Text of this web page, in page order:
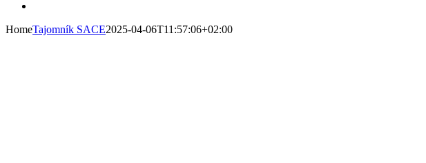
HomeTajomník SACE2025-04-06T11:57:06+02:00